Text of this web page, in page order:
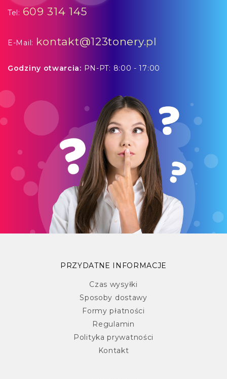
Tel: 609 314 145
E-Mail: kontakt@123tonery.pl
Godziny otwarcia: PN-PT: 8:00 - 17:00
PRZYDATNE INFORMACJE
Czas wysyłki
Sposoby dostawy
Formy płatności
Regulamin
Polityka prywatności
Kontakt